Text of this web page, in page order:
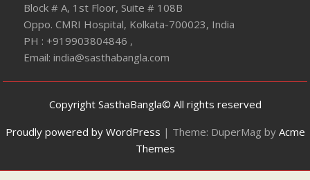
Block # A, 1st Floor, Suite # 108B
Oppo. CMRI Hospital, Kolkata-700023, India
PH : +919903804846 ,
Email: india@sasthabangla.com
Copyright SasthaBangla© All rights reserved
Proudly powered by WordPress | Theme: DuperMag by Acme
Themes